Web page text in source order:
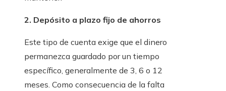
2. Depósito a plazo fijo de ahorros
Este tipo de cuenta exige que el dinero
permanezca guardado por un tiempo
específico, generalmente de 3, 6 o 12
meses. Como consecuencia de la falta